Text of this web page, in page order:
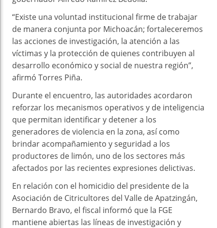
“Existe una voluntad institucional firme de trabajar
de manera conjunta por Michoacán; fortaleceremos
las acciones de investigación, la atención a las
víctimas y la protección de quienes contribuyen al
desarrollo económico y social de nuestra región”,
afirmó Torres Piña.
Durante el encuentro, las autoridades acordaron
reforzar los mecanismos operativos y de inteligencia
que permitan identificar y detener a los
generadores de violencia en la zona, así como
brindar acompañamiento y seguridad a los
productores de limón, uno de los sectores más
afectados por las recientes expresiones delictivas.
En relación con el homicidio del presidente de la
Asociación de Citricultores del Valle de Apatzingán,
Bernardo Bravo, el fiscal informó que la FGE
mantiene abiertas las líneas de investigación y